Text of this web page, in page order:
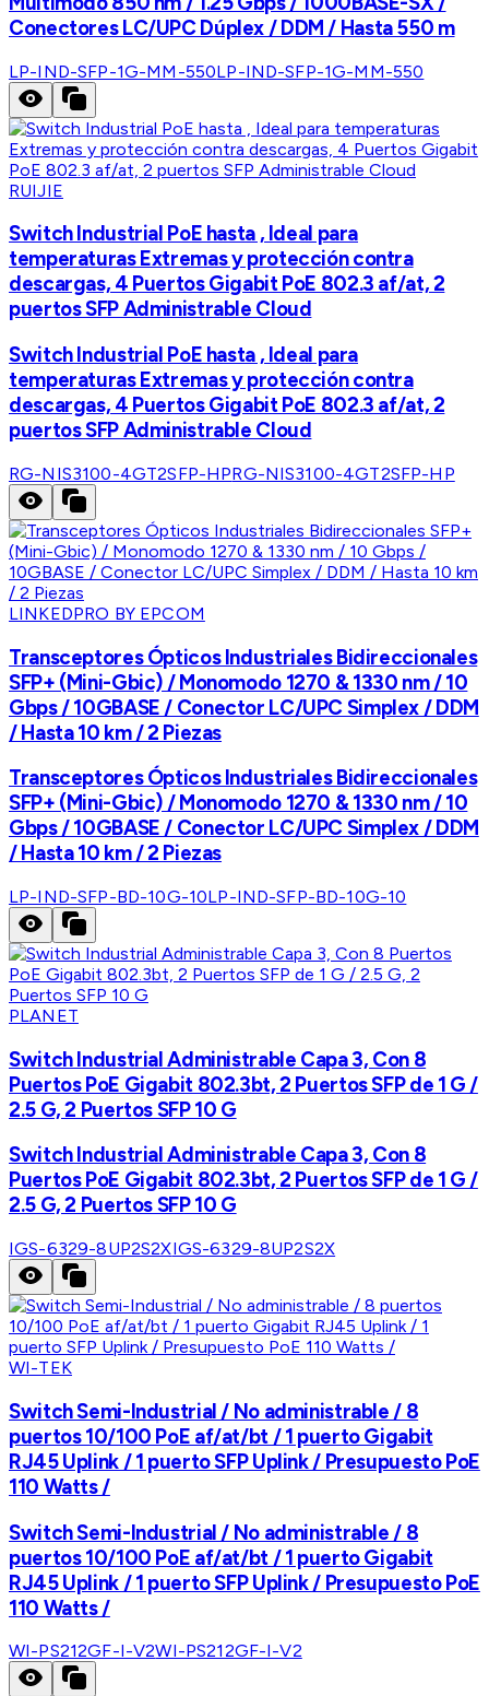
Conectores LC/UPC Dúplex / DDM / Hasta 550 m
LP-IND-SFP-1G-MM-550LP-IND-SFP-1G-MM-550
RUIJIE
Switch Industrial PoE hasta , Ideal para
temperaturas Extremas y protección contra
descargas, 4 Puertos Gigabit PoE 802.3 af/at, 2
puertos SFP Administrable Cloud
Switch Industrial PoE hasta , Ideal para
temperaturas Extremas y protección contra
descargas, 4 Puertos Gigabit PoE 802.3 af/at, 2
puertos SFP Administrable Cloud
RG-NIS3100-4GT2SFP-HPRG-NIS3100-4GT2SFP-HP
LINKEDPRO BY EPCOM
Transceptores Ópticos Industriales Bidireccionales
SFP+ (Mini-Gbic) / Monomodo 1270 & 1330 nm / 10
Gbps / 10GBASE / Conector LC/UPC Simplex / DDM
/ Hasta 10 km / 2 Piezas
Transceptores Ópticos Industriales Bidireccionales
SFP+ (Mini-Gbic) / Monomodo 1270 & 1330 nm / 10
Gbps / 10GBASE / Conector LC/UPC Simplex / DDM
/ Hasta 10 km / 2 Piezas
LP-IND-SFP-BD-10G-10LP-IND-SFP-BD-10G-10
PLANET
Switch Industrial Administrable Capa 3, Con 8
Puertos PoE Gigabit 802.3bt, 2 Puertos SFP de 1 G /
2.5 G, 2 Puertos SFP 10 G
Switch Industrial Administrable Capa 3, Con 8
Puertos PoE Gigabit 802.3bt, 2 Puertos SFP de 1 G /
2.5 G, 2 Puertos SFP 10 G
IGS-6329-8UP2S2XIGS-6329-8UP2S2X
WI-TEK
Switch Semi-Industrial / No administrable / 8
puertos 10/100 PoE af/at/bt / 1 puerto Gigabit
RJ45 Uplink / 1 puerto SFP Uplink / Presupuesto PoE
110 Watts /
Switch Semi-Industrial / No administrable / 8
puertos 10/100 PoE af/at/bt / 1 puerto Gigabit
RJ45 Uplink / 1 puerto SFP Uplink / Presupuesto PoE
110 Watts /
WI-PS212GF-I-V2WI-PS212GF-I-V2